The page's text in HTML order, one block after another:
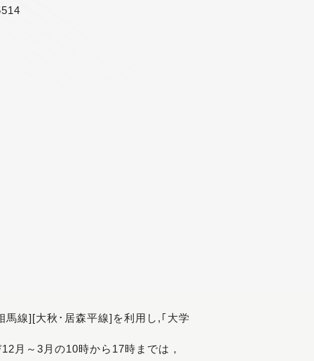
線][大秋･居森平線]を利用し,｢大学
月～3月の10時から17時までは，